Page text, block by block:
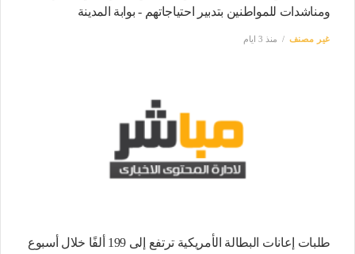
ومناشدات للمواطنين بتدبير احتياجاتهم - بوابة المدينة
غير مصنف منذ 3 ايام
طلبات إعانات البطالة الأمريكية ترتفع إلى 199 ألفًا خلال أسبوع